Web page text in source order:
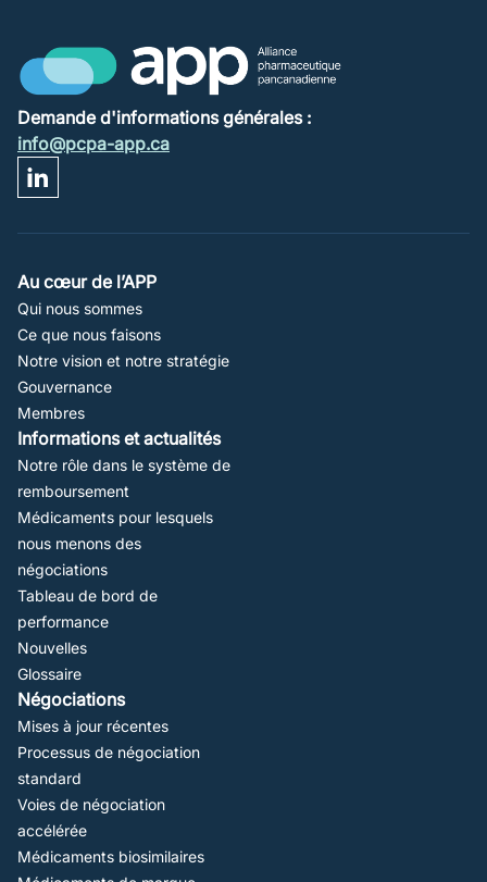
Demande d'informations générales :
info@pcpa-app.ca
Footer
Navigation
Au cœur de l’APP
Qui nous sommes
Ce que nous faisons
Notre vision et notre stratégie
Gouvernance
Membres
Informations et actualités
Notre rôle dans le système de
remboursement
Médicaments pour lesquels
nous menons des
négociations
Tableau de bord de
performance
Nouvelles
Glossaire
Négociations
Mises à jour récentes
Processus de négociation
standard
Voies de négociation
accélérée
Médicaments biosimilaires